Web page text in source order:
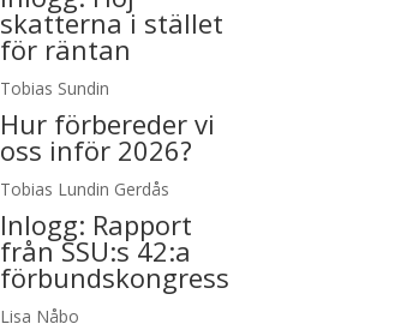
skatterna i stället
för räntan
Tobias Sundin
Hur förbereder vi
oss inför 2026?
Tobias Lundin Gerdås
Inlogg: Rapport
från SSU:s 42:a
förbundskongress
Lisa Nåbo